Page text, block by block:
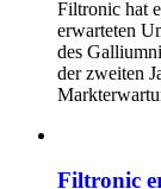
Filtronic hat
erwarteten
des
der zweiten
Filtronic